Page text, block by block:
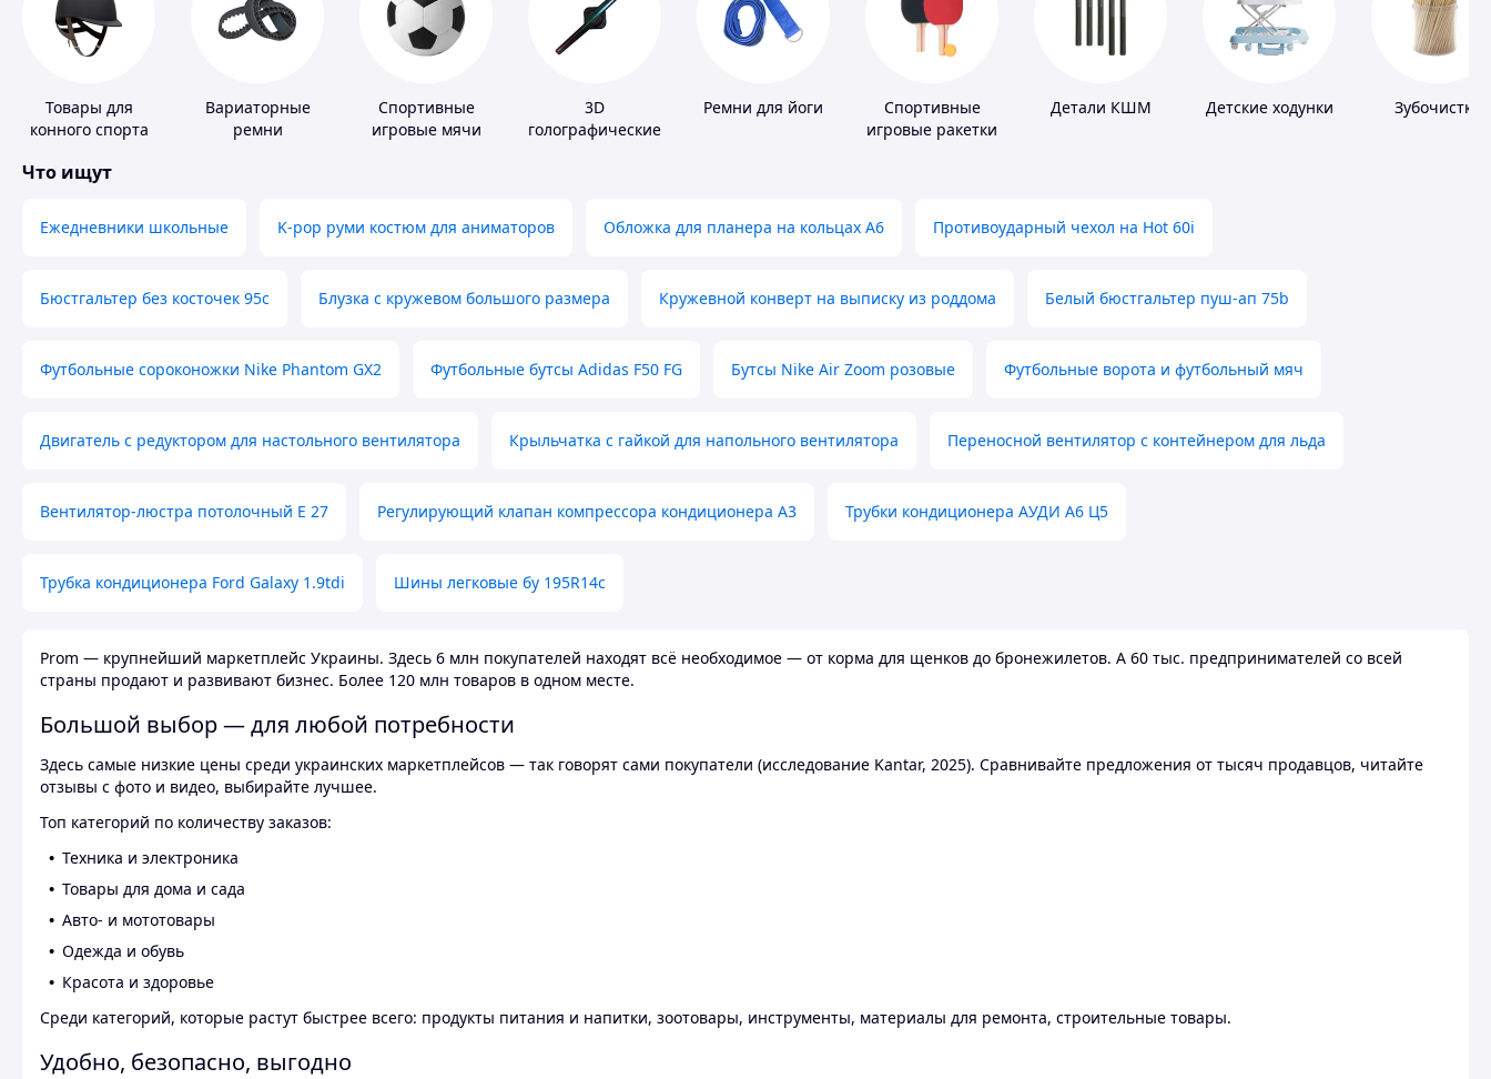
Товары для
конного спорта
Вариаторные
ремни
Спортивные
игровые мячи
3D
голографические
Ремни для йоги
Спортивные
игровые ракетки
Детали КШМ Детские ходунки Зубочистки
Что ищут
Ежедневники школьные K-pop руми костюм для аниматоров Обложка для планера на кольцах А6 Противоударный чехол на Hot 60i
Бюстгальтер без косточек 95с Блузка с кружевом большого размера Кружевной конверт на выписку из роддома Белый бюстгальтер пуш-ап 75b
Футбольные сороконожки Nike Phantom GX2 Футбольные бутсы Adidas F50 FG Бутсы Nike Air Zoom розовые Футбольные ворота и футбольный мяч
Двигатель с редуктором для настольного вентилятора Крыльчатка с гайкой для напольного вентилятора Переносной вентилятор с контейнером для льда
Вентилятор-люстра потолочный E 27 Регулирующий клапан компрессора кондиционера А3 Трубки кондиционера АУДИ А6 Ц5
Трубка кондиционера Ford Galaxy 1.9tdi Шины легковые бу 195R14c
Prom — крупнейший маркетплейс Украины. Здесь 6 млн покупателей находят всё необходимое — от корма для щенков до бронежилетов. А 60 тыс. предпринимателей со всей
страны продают и развивают бизнес. Более 120 млн товаров в одном месте.
Большой выбор — для любой потребности
Здесь самые низкие цены среди украинских маркетплейсов — так говорят сами покупатели (исследование Kantar, 2025). Сравнивайте предложения от тысяч продавцов, читайте
отзывы с фото и видео, выбирайте лучшее.
Топ категорий по количеству заказов:
Техника и электроника
Товары для дома и сада
Авто- и мототовары
Одежда и обувь
Красота и здоровье
Среди категорий, которые растут быстрее всего: продукты питания и напитки, зоотовары, инструменты, материалы для ремонта, строительные товары.
Удобно, безопасно, выгодно